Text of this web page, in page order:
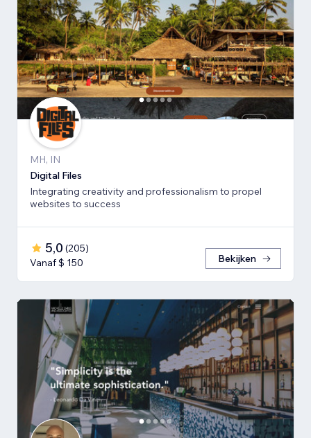
MH, IN
Digital Files
Integrating creativity and professionalism to propel
websites to success
5,0 (205)
Vanaf $ 150
Bekijken